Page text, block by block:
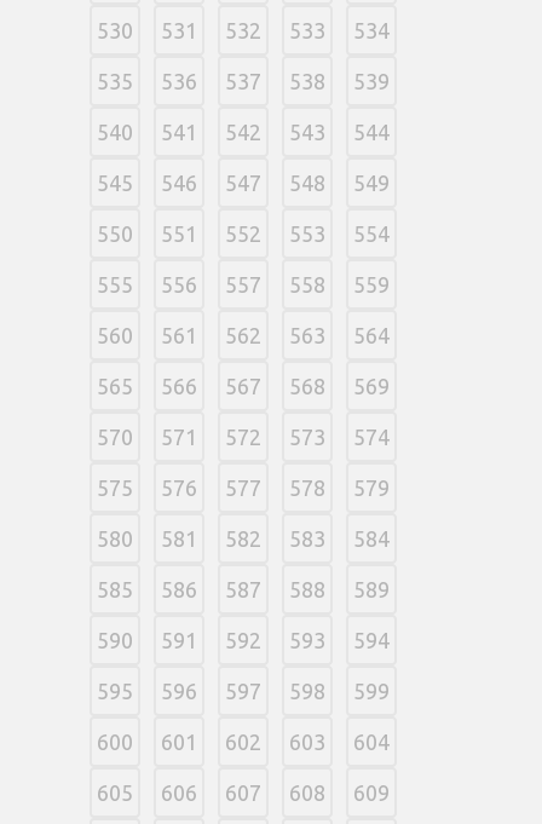
530 531 532 533 534
535 536 537 538 539
540 541 542 543 544
545 546 547 548 549
550 551 552 553 554
555 556 557 558 559
560 561 562 563 564
565 566 567 568 569
570 571 572 573 574
575 576 577 578 579
580 581 582 583 584
585 586 587 588 589
590 591 592 593 594
595 596 597 598 599
600 601 602 603 604
605 606 607 608 609